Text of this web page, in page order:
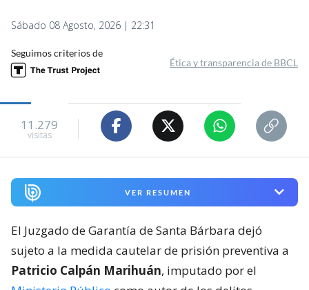
Sábado 08 Agosto, 2026 | 22:31
Seguimos criterios de
Ética y transparencia de BBCL
11.279
visitas
VER RESUMEN
El Juzgado de Garantía de Santa Bárbara dejó
sujeto a la medida cautelar de prisión preventiva a
Patricio Calpán Marihuán, imputado por el